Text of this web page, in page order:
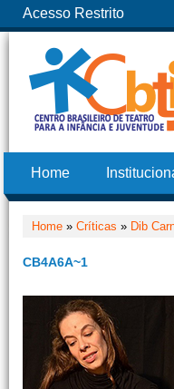
Acesso Restrito
Home
Home » Críticas » Dib
CB4A6A~1